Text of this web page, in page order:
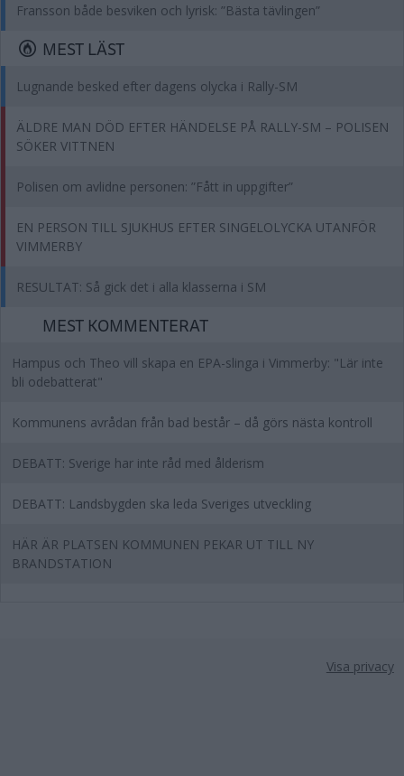
Fransson både besviken och lyrisk: ”Bästa tävlingen”
MEST LÄST
Lugnande besked efter dagens olycka i Rally-SM
ÄLDRE MAN DÖD EFTER HÄNDELSE PÅ RALLY-SM – POLISEN
SÖKER VITTNEN
Polisen om avlidne personen: ”Fått in uppgifter”
EN PERSON TILL SJUKHUS EFTER SINGELOLYCKA UTANFÖR
VIMMERBY
RESULTAT: Så gick det i alla klasserna i SM
MEST KOMMENTERAT
Hampus och Theo vill skapa en EPA-slinga i Vimmerby: "Lär inte
bli odebatterat"
Kommunens avrådan från bad består – då görs nästa kontroll
DEBATT: Sverige har inte råd med ålderism
DEBATT: Landsbygden ska leda Sveriges utveckling
HÄR ÄR PLATSEN KOMMUNEN PEKAR UT TILL NY
BRANDSTATION
Visa privacy